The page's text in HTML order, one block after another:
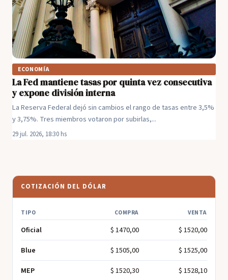
ECONOMÍA
La Fed mantiene tasas por quinta vez consecutiva
y expone división interna
La Reserva Federal dejó sin cambios el rango de tasas entre 3,5%
y 3,75%. Tres miembros votaron por subirlas,...
29 jul. 2026, 18:30 hs
COTIZACIÓN DEL DÓLAR
TIPO COMPRA VENTA
Oficial $ 1470,00
$ 1520,00
Blue
$ 1505,00
$ 1525,00
MEP
$ 1520,30 $ 1528,10